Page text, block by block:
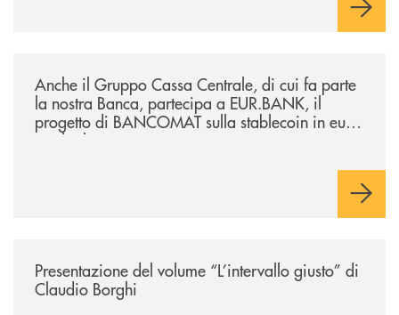
Anche il Gruppo Cassa Centrale, di cui fa parte
la nostra Banca, partecipa a EUR.BANK, il
progetto di BANCOMAT sulla stablecoin in euro
e sul relativo ecosistema
Presentazione del volume “L’intervallo giusto” di
Claudio Borghi